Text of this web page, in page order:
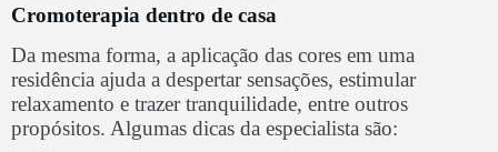
Cromoterapia dentro de casa
Da mesma forma, a aplicação das cores em uma
residência ajuda a despertar sensações, estimular
relaxamento e trazer tranquilidade, entre outros
propósitos. Algumas dicas da especialista são: